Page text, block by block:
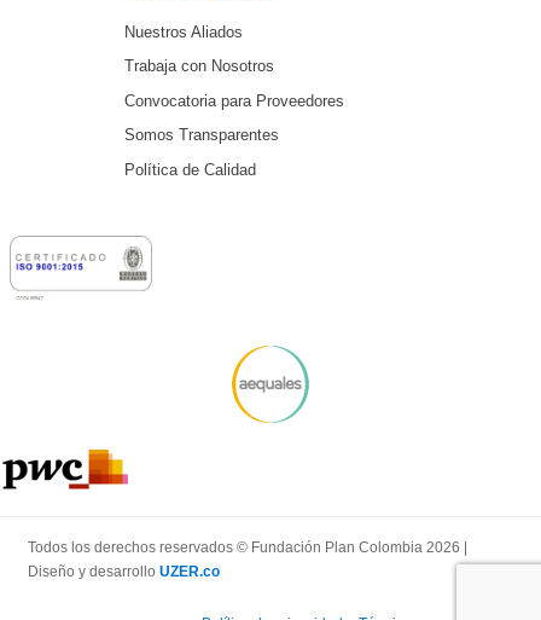
Nuestros Aliados
Trabaja con Nosotros
Convocatoria para Proveedores
Somos Transparentes
Política de Calidad
Todos los derechos reservados © Fundación Plan Colombia 2026 |
Diseño y desarrollo UZER.co